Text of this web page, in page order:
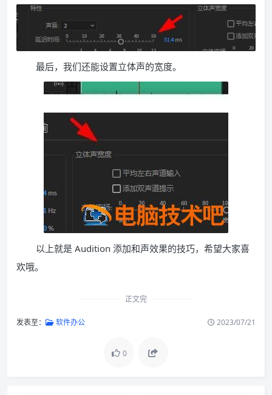
最后，我们还能设置立体声的宽度。
以上就是 Audition 添加和声效果的技巧，希望大家喜
欢哦。
正文完
发表至： 软件办公 2023/07/21
0